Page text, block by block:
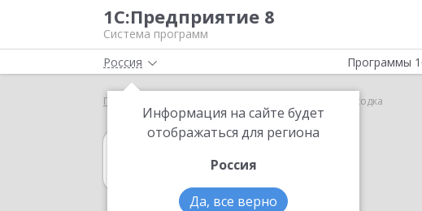
1С:Предприятие 8
Система программ
Россия
Информация на сайте будет
отображаться для региона
Россия
Да, все верно
Программы
Главная Находка
1С:MDM КОРП
в Находке